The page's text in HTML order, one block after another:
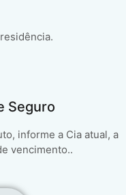
Seguro
informe a Cia atual, a
vencimento..